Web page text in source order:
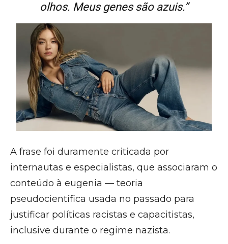
olhos. Meus genes são azuis.”
A frase foi duramente criticada por
internautas e especialistas, que associaram o
conteúdo à eugenia — teoria
pseudocientífica usada no passado para
justificar políticas racistas e capacitistas,
inclusive durante o regime nazista.